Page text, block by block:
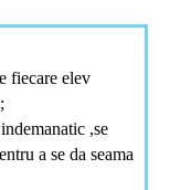
fiecare elev
,se
a se da seama